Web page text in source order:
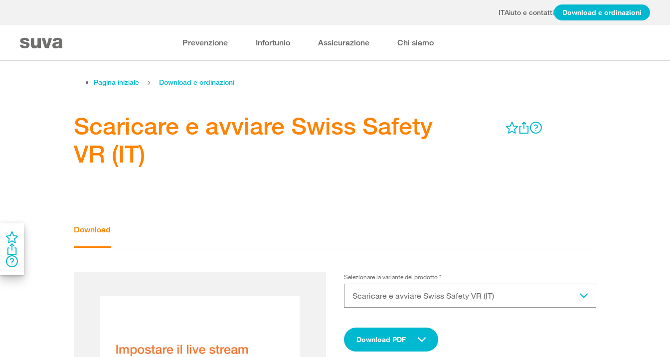
ITAiuto e contatti Download e ordinazioni
Prevenzione Infortunio Assicurazione Chi siamo
Pagina iniziale Download e ordinazioni
Scaricare e avviare Swiss Safety
VR (IT)
Download
Selezionare la variante del prodotto*
Scaricare e avviare Swiss Safety VR (IT)
Download PDF